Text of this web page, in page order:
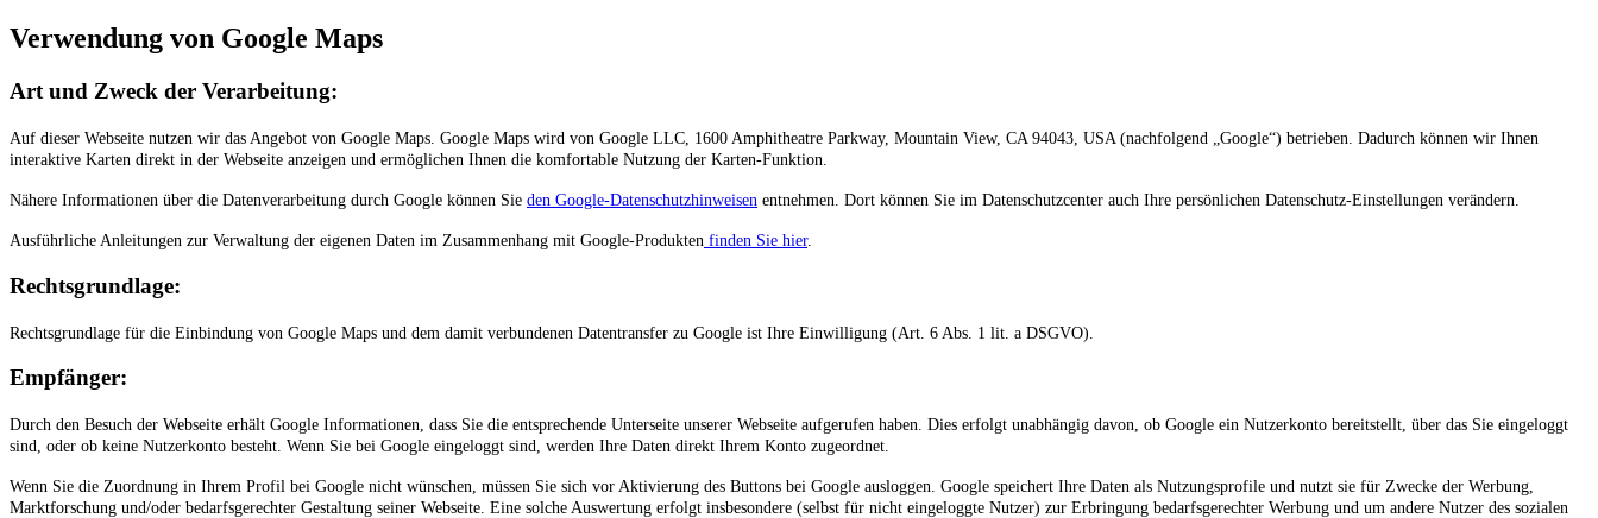
Verwendung von Google Maps
Art und Zweck der Verarbeitung:
Auf dieser Webseite nutzen wir das Angebot von Google Maps. Google Maps wird von Google LLC, 1600 Amphitheatre Parkway, Mountain View, CA 94043, USA (nachfolgend „Google“) betrieben. Dadurch können wir Ihnen
interaktive Karten direkt in der Webseite anzeigen und ermöglichen Ihnen die komfortable Nutzung der Karten-Funktion.
Nähere Informationen über die Datenverarbeitung durch Google können Sie den Google-Datenschutzhinweisen entnehmen. Dort können Sie im Datenschutzcenter auch Ihre persönlichen Datenschutz-Einstellungen verändern.
Ausführliche Anleitungen zur Verwaltung der eigenen Daten im Zusammenhang mit Google-Produkten finden Sie hier.
Rechtsgrundlage:
Rechtsgrundlage für die Einbindung von Google Maps und dem damit verbundenen Datentransfer zu Google ist Ihre Einwilligung (Art. 6 Abs. 1 lit. a DSGVO).
Empfänger:
Durch den Besuch der Webseite erhält Google Informationen, dass Sie die entsprechende Unterseite unserer Webseite aufgerufen haben. Dies erfolgt unabhängig davon, ob Google ein Nutzerkonto bereitstellt, über das Sie eingeloggt
sind, oder ob keine Nutzerkonto besteht. Wenn Sie bei Google eingeloggt sind, werden Ihre Daten direkt Ihrem Konto zugeordnet.
Wenn Sie die Zuordnung in Ihrem Profil bei Google nicht wünschen, müssen Sie sich vor Aktivierung des Buttons bei Google ausloggen. Google speichert Ihre Daten als Nutzungsprofile und nutzt sie für Zwecke der Werbung,
Marktforschung und/oder bedarfsgerechter Gestaltung seiner Webseite. Eine solche Auswertung erfolgt insbesondere (selbst für nicht eingeloggte Nutzer) zur Erbringung bedarfsgerechter Werbung und um andere Nutzer des sozialen